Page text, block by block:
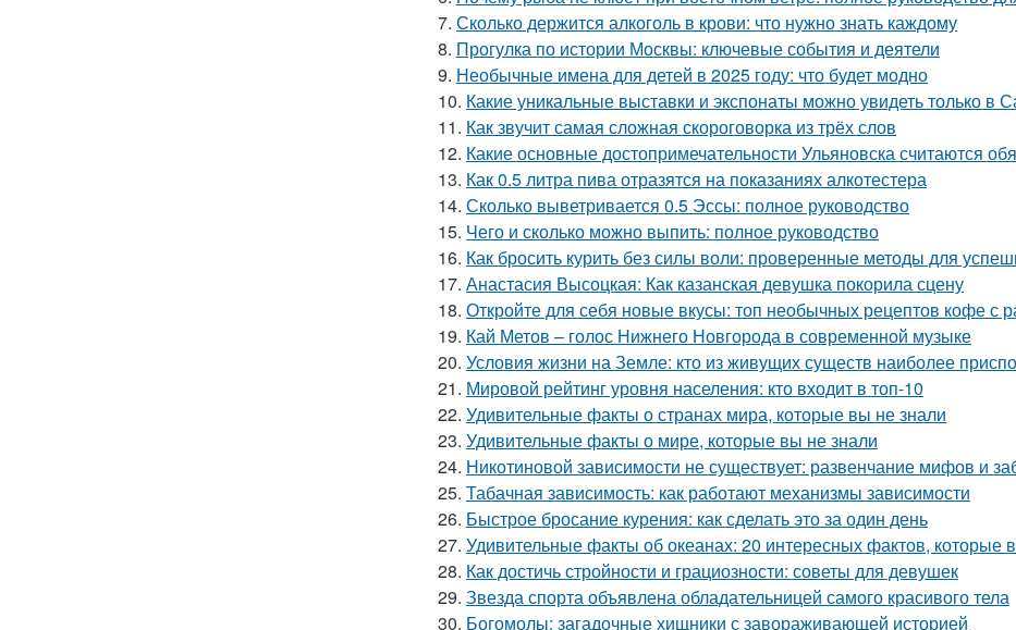
7. Сколько держится алкоголь в крови: что нужно знать каждому
8. Прогулка по истории Москвы: ключевые события и деятели
9. Необычные имена для детей в 2025 году: что будет модно
10. Какие уникальные выставки и экспонаты можно увидеть только в
11. Как звучит самая сложная скороговорка из трёх слов
12. Какие основные достопримечательности Ульяновска считаются
13. Как 0.5 литра пива отразятся на показаниях алкотестера
14. Сколько выветривается 0.5 Эссы: полное руководство
15. Чего и сколько можно выпить: полное руководство
16. Как бросить курить без силы воли: проверенные методы для
17. Анастасия Высоцкая: Как казанская девушка покорила сцену
18. Откройте для себя новые вкусы: топ необычных рецептов кофе с
19. Кай Метов – голос Нижнего Новгорода в современной музыке
20. Условия жизни на Земле: кто из живущих существ наиболее
21. Мировой рейтинг уровня населения: кто входит в топ-10
22. Удивительные факты о странах мира, которые вы не знали
23. Удивительные факты о мире, которые вы не знали
24. Никотиновой зависимости не существует: развенчание мифов и
25. Табачная зависимость: как работают механизмы зависимости
26. Быстрое бросание курения: как сделать это за один день
27. Удивительные факты об океанах: 20 интересных фактов, которые
28. Как достичь стройности и грациозности: советы для девушек
29. Звезда спорта объявлена обладательницей самого красивого тела
30. Богомолы: загадочные хищники с завораживающей историей